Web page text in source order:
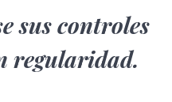
sus controles
regularidad.